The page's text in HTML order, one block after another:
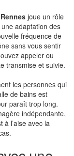
joue un rôle
adaptation des
fréquence de
sans vous sentir
appeler ou
transmise et suivie.
les personnes qui
de bains est
paraît trop long.
indépendante,
à l’aise avec la